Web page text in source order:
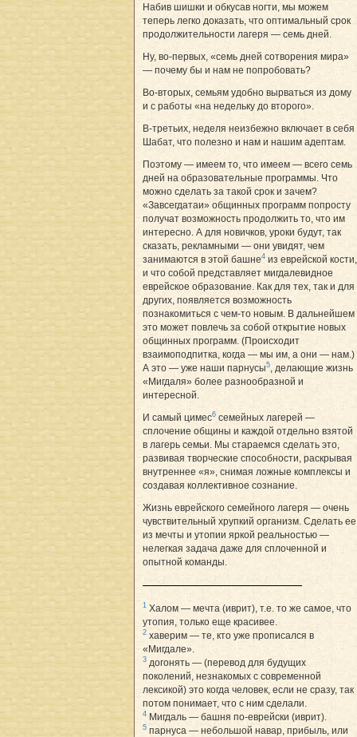
Набив шишки и обкусав ногти, мы можем
теперь легко доказать, что оптимальный срок
продолжительности лагеря — семь дней.
Ну, во-первых, «семь дней сотворения мира»
— почему бы и нам не попробовать?
Во-вторых, семьям удобно вырваться из дому
и с работы «на недельку до второго».
В-третьих, неделя неизбежно включает в себя
Шабат, что полезно и нам и нашим адептам.
Поэтому — имеем то, что имеем — всего семь
дней на образовательные программы. Что
можно сделать за такой срок и зачем?
«Завсегдатаи» общинных программ попросту
получат возможность продолжить то, что им
интересно. А для новичков, уроки будут, так
сказать, рекламными — они увидят, чем
занимаются в этой башне4 из еврейской кости,
и что собой представляет мигдалевидное
еврейское образование. Как для тех, так и для
других, появляется возможность
познакомиться с чем-то новым. В дальнейшем
это может повлечь за собой открытие новых
общинных программ. (Происходит
взаимоподпитка, когда — мы им, а они — нам.)
А это — уже наши парнусы5, делающие жизнь
«Мигдаля» более разнообразной и
интересной.
И самый цимес6 семейных лагерей —
сплочение общины и каждой отдельно взятой
в лагерь семьи. Мы стараемся сделать это,
развивая творческие способности, раскрывая
внутреннее «я», снимая ложные комплексы и
создавая коллективное сознание.
Жизнь еврейского семейного лагеря — очень
чувствительный хрупкий организм. Сделать ее
из мечты и утопии яркой реальностью —
нелегкая задача даже для сплоченной и
опытной команды.
1 Халом — мечта (иврит), т.е. то же самое, что
утопия, только еще красивее.
2 хаверим — те, кто уже прописался в
«Мигдале».
3 догонять — (перевод для будущих
поколений, незнакомых с современной
лексикой) это когда человек, если не сразу, так
потом понимает, что с ним сделали.
4 Мигдаль — башня по-еврейски (иврит).
5 парнуса — небольшой навар, прибыль, или